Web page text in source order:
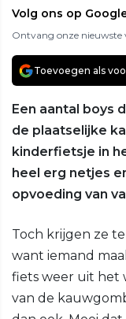
Volg ons op
Ontvang onze nieuwste
Toevoegen als
Een aantal boys
de plaatselijke
kinderfietsje in
heel erg netjes
opvoeding van
Toch krijgen ze
want iemand
fiets weer uit het
van de